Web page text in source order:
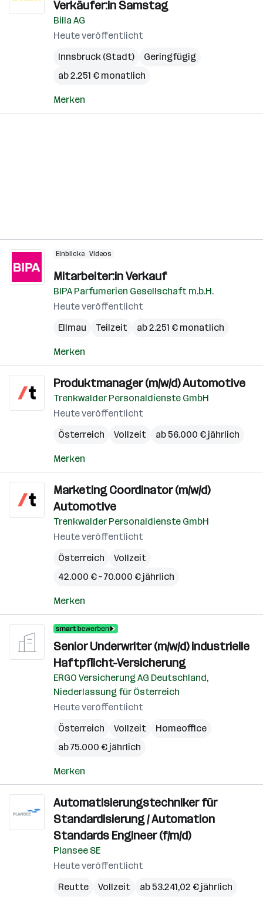
Verkäufer:in Samstag
Billa AG
Heute veröffentlicht
Innsbruck (Stadt)
Geringfügig
ab 2.251 € monatlich
Merken
Einblicke Videos
Mitarbeiter:in Verkauf
BIPA Parfumerien Gesellschaft m.b.H.
Heute veröffentlicht
Ellmau
Teilzeit ab 2.251 € monatlich
Merken
Produktmanager (m/w/d) Automotive
Trenkwalder Personaldienste GmbH
Heute veröffentlicht
Österreich
Vollzeit ab 56.000 € jährlich
Merken
Marketing Coordinator (m/w/d)
Automotive
Trenkwalder Personaldienste GmbH
Heute veröffentlicht
Österreich
Vollzeit
42.000 € – 70.000 € jährlich
Merken
Senior Underwriter (m/w/d) industrielle
Haftpflicht-Versicherung
ERGO Versicherung AG Deutschland,
Niederlassung für Österreich
Heute veröffentlicht
Österreich
Vollzeit
Homeoffice
ab 75.000 € jährlich
Merken
Automatisierungstechniker für
Standardisierung / Automation
Standards Engineer (f/m/d)
Plansee SE
Heute veröffentlicht
Reutte
Vollzeit ab 53.241,02 € jährlich